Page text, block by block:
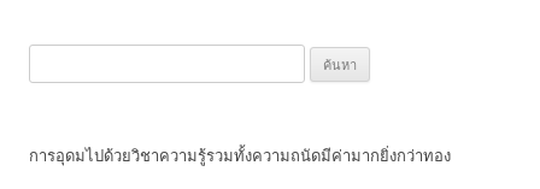
สำหรับ:
การอุดมไปด้วยวิชาความรู้รวมทั้งความถนัดมีค่ามากยิ่งกว่าทอง